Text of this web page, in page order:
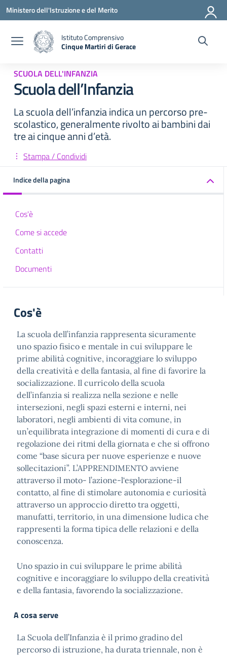
Vai ai contenuti
Vai al menu di navigazione
Vai al footer
Ministero dell'Istruzione e del Merito
Istituto Comprensivo
Cinque Martiri di Gerace
SCUOLA DELL'INFANZIA
Scuola dell’Infanzia
La scuola dell’infanzia indica un percorso pre-
scolastico, generalmente rivolto ai bambini dai
tre ai cinque anni d’età.
Stampa / Condividi
Indice della pagina
Cos'è
Come si accede
Contatti
Documenti
Cos'è
La scuola dell’infanzia rappresenta sicuramente
uno spazio fisico e mentale in cui sviluppare le
prime abilità cognitive, incoraggiare lo sviluppo
della creatività e della fantasia, al fine di favorire la
socializzazione. Il curricolo della scuola
dell’infanzia si realizza nella sezione e nelle
intersezioni, negli spazi esterni e interni, nei
laboratori, negli ambienti di vita comune, in
un’equilibrata integrazione di momenti di cura e di
regolazione dei ritmi della giornata e che si offrono
come “base sicura per nuove esperienze e nuove
sollecitazioni”. L’APPRENDIMENTO avviene
attraverso il moto- l’azione-l‘esplorazione-il
contatto, al fine di stimolare autonomia e curiosità
attraverso un approccio diretto tra oggetti,
manufatti, territorio, in una dimensione ludica che
rappresenti la forma tipica delle relazioni e della
conoscenza.
Uno spazio in cui sviluppare le prime abilità
cognitive e incoraggiare lo sviluppo della creatività
e della fantasia, favorendo la socializzazione.
A cosa serve
La Scuola dell’Infanzia è il primo gradino del
percorso di istruzione, ha durata triennale, non è